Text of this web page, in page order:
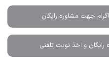
جهت مشاوره رایگان
و اخذ نوبت تلفنی